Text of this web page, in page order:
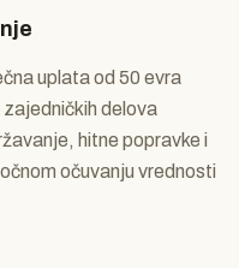
uplata od 50 evra
delova
hitne popravke i
očuvanju vrednosti